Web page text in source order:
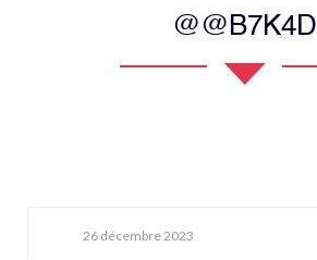
@@B7K4D
26 décembre 2023